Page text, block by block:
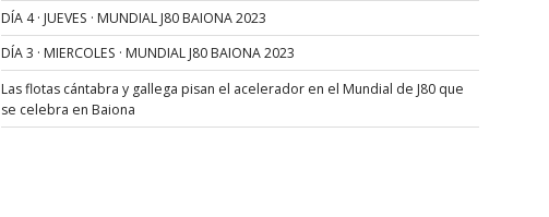
DÍA 4 · JUEVES · MUNDIAL J80 BAIONA 2023
DÍA 3 · MIERCOLES · MUNDIAL J80 BAIONA 2023
Las flotas cántabra y gallega pisan el acelerador en el Mundial de J80 que
se celebra en Baiona